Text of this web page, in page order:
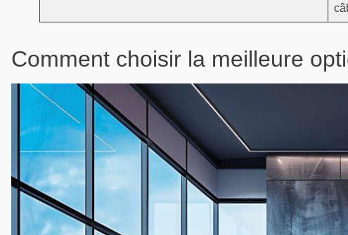
Comment choisir la meilleure